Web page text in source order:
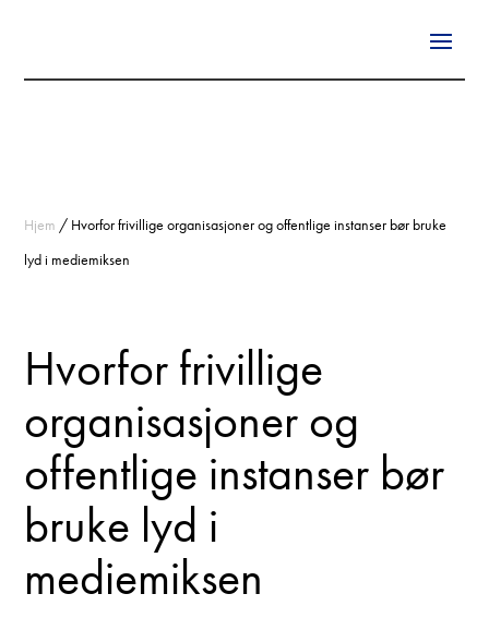
Hjem / Hvorfor frivillige organisasjoner og offentlige instanser bør bruke
lyd i mediemiksen
Hvorfor frivillige
organisasjoner og
offentlige instanser bør
bruke lyd i
mediemiksen